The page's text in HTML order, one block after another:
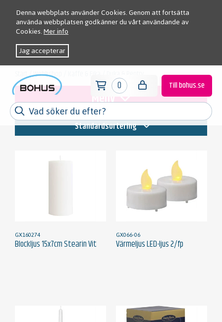
Denna webbplats använder Cookies. Genom att fortsätta
använda webbplatsen godkänner du vårt användande av
Cookies.Mer info
Jag accepterar
0 Till bohus.se
Start/Webbshop
Meny
Standardsortering
GX160274
Blockljus 15x7cm Stearin Vit
GX066-06
Värmeljus LED-ljus 2/fp